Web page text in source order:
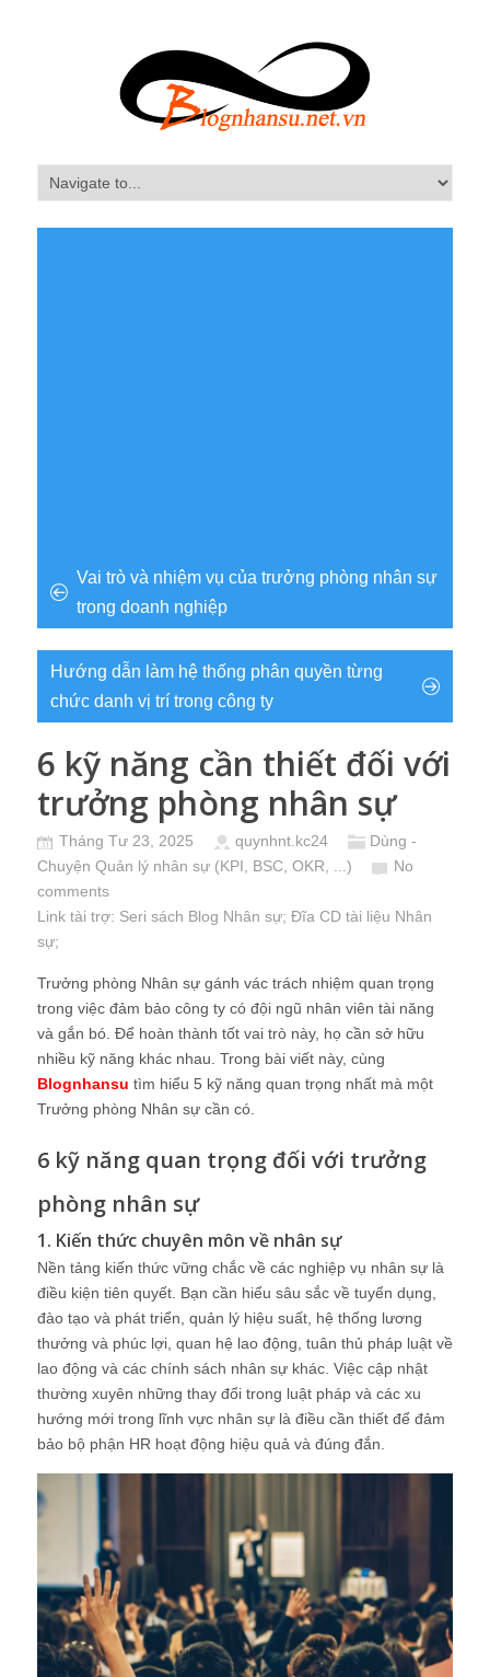
Vai trò và nhiệm vụ của trưởng phòng nhân sự
trong doanh nghiệp
Hướng dẫn làm hệ thống phân quyền từng
chức danh vị trí trong công ty
6 kỹ năng cần thiết đối với
trưởng phòng nhân sự
Tháng Tư 23, 2025 quynhnt.kc24
Dùng -
Chuyện Quản lý nhân sự (KPI, BSC, OKR, ...)
No
comments
Link tài trợ: Seri sách Blog Nhân sự; Đĩa CD tài liệu Nhân
sự;
Trưởng phòng Nhân sự gánh vác trách nhiệm quan trọng
trong việc đảm bảo công ty có đội ngũ nhân viên tài năng
và gắn bó. Để hoàn thành tốt vai trò này, họ cần sở hữu
nhiều kỹ năng khác nhau. Trong bài viết này, cùng
Blognhansu tìm hiểu 5 kỹ năng quan trọng nhất mà một
Trưởng phòng Nhân sự cần có.
6 kỹ năng quan trọng đối với trưởng
phòng nhân sự
1. Kiến thức chuyên môn về nhân sự
Nền tảng kiến thức vững chắc về các nghiệp vụ nhân sự là
điều kiện tiên quyết. Bạn cần hiểu sâu sắc về tuyển dụng,
đào tạo và phát triển, quản lý hiệu suất, hệ thống lương
thưởng và phúc lợi, quan hệ lao động, tuân thủ pháp luật về
lao động và các chính sách nhân sự khác. Việc cập nhật
thường xuyên những thay đổi trong luật pháp và các xu
hướng mới trong lĩnh vực nhân sự là điều cần thiết để đảm
bảo bộ phận HR hoạt động hiệu quả và đúng đắn.